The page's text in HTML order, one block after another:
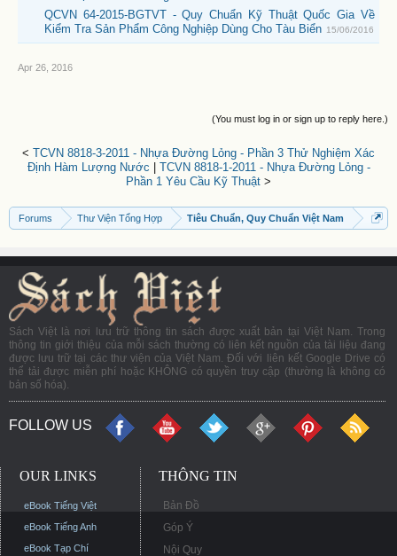
QCVN 64-2015-BGTVT - Quy Chuẩn Kỹ Thuật Quốc Gia Về
Kiểm Tra Sản Phẩm Công Nghiệp Dùng Cho Tàu Biển 15/06/2016
Apr 26, 2016
(You must log in or sign up to reply here.)
< TCVN 8818-3-2011 - Nhựa Đường Lỏng - Phần 3 Thử Nghiệm Xác
Định Hàm Lượng Nước | TCVN 8818-1-2011 - Nhựa Đường Lỏng -
Phần 1 Yêu Cầu Kỹ Thuật >
Forums Thư Viện Tổng Hợp Tiêu Chuẩn, Quy Chuẩn Việt Nam
Sách Việt là nơi lưu trữ thông tin sách được xuất bản tại Việt Nam. Trong
thông tin giới thiệu của mỗi sách thường có liên kết nguồn của tài liệu đang
được lưu trữ tại các thư viện của Việt Nam. Đối với liên kết Google Drive có
thể tải được miễn phí hoặc KHÔNG có quyền truy cập (thường là không có
bản số hóa).
FOLLOW US
OUR LINKS
eBook Tiếng Việt
eBook Tiếng Anh
eBook Tạp Chí
THÔNG TIN
Bản Đồ
Góp Ý
Nội Quy